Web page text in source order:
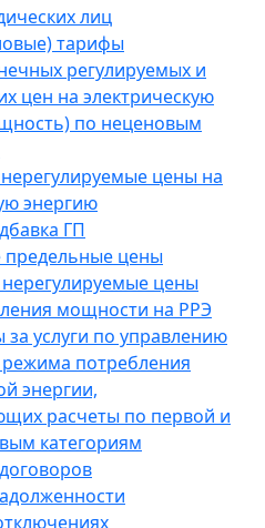
лиц
тарифы
регулируемых и
цен на электрическую
по неценовым
цены на
энергию
ГП
предельные цены
цены
мощности на РРЭ
за услуги по управлению
потребления
энергии,
расчеты по первой и
категориям